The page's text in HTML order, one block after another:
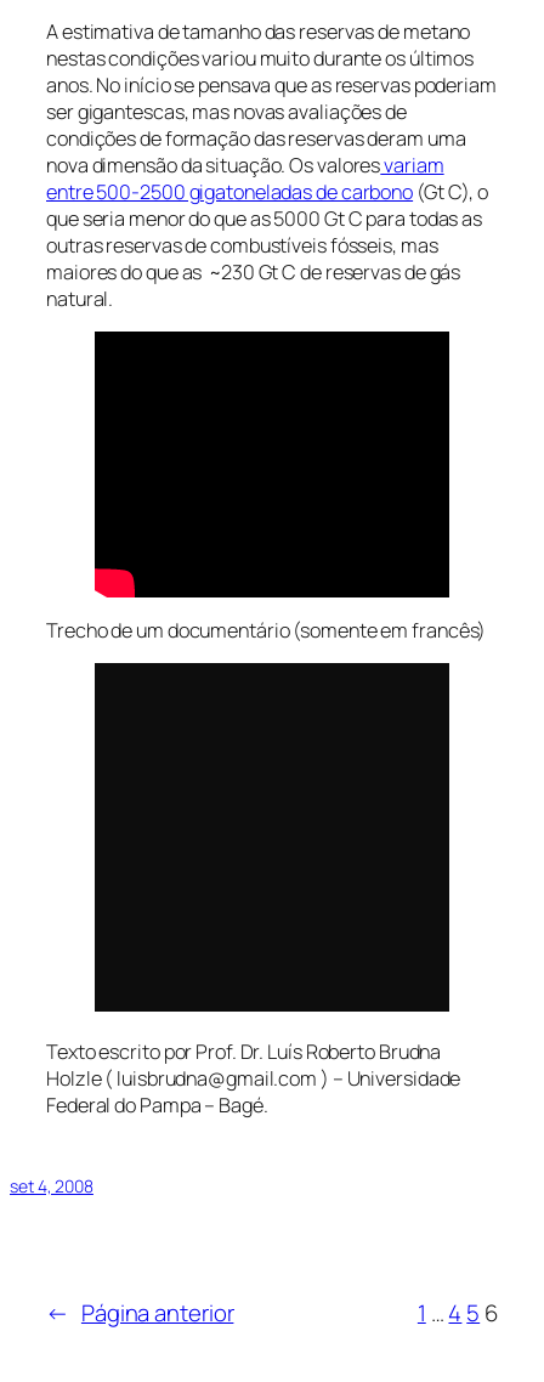
A estimativa de tamanho das reservas de metano
nestas condições variou muito durante os últimos
anos. No início se pensava que as reservas poderiam
ser gigantescas, mas novas avaliações de
condições de formação das reservas deram uma
nova dimensão da situação. Os valoresvariam
entre 500-2500 gigatoneladas de carbono (Gt C), o
que seria menor do que as 5000 Gt C para todas as
outras reservas de combustíveis fósseis, mas
maiores do que as ~230 Gt C de reservas de gás
natural.
Trecho de um documentário (somente em francês)
Texto escrito por Prof. Dr. Luís Roberto Brudna
Holzle ( luisbrudna@gmail.com ) – Universidade
Federal do Pampa – Bagé.
set 4, 2008
← Página anterior 1 …4 5 6